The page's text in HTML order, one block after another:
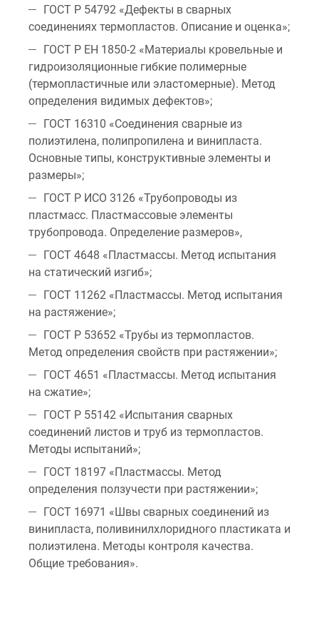
ГОСТ Р 54792 «Дефекты в сварных
соединениях термопластов. Описание и оценка»;
ГОСТ Р ЕН 1850-2 «Материалы кровельные и
гидроизоляционные гибкие полимерные
(термопластичные или эластомерные). Метод
определения видимых дефектов»;
ГОСТ 16310 «Соединения сварные из
полиэтилена, полипропилена и винипласта.
Основные типы, конструктивные элементы и
размеры»;
ГОСТ Р ИСО 3126 «Трубопроводы из
пластмасс. Пластмассовые элементы
трубопровода. Определение размеров»,
ГОСТ 4648 «Пластмассы. Метод испытания
на статический изгиб»;
ГОСТ 11262 «Пластмассы. Метод испытания
на растяжение»;
ГОСТ Р 53652 «Трубы из термопластов.
Метод определения свойств при растяжении»;
ГОСТ 4651 «Пластмассы. Метод испытания
на сжатие»;
ГОСТ Р 55142 «Испытания сварных
соединений листов и труб из термопластов.
Методы испытаний»;
ГОСТ 18197 «Пластмассы. Метод
определения ползучести при растяжении»;
ГОСТ 16971 «Швы сварных соединений из
винипласта, поливинилхлоридного пластиката и
полиэтилена. Методы контроля качества.
Общие требования».